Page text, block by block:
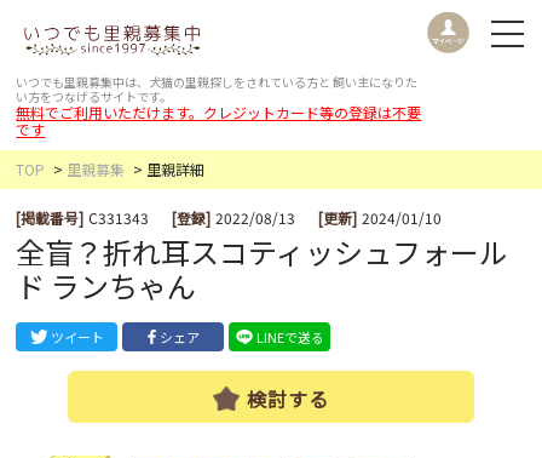
いつでも里親募集中は、犬猫の里親探しをされている方と 飼い主になりた
い方をつなげるサイトです。
無料でご利用いただけます。クレジットカード等の登録は不要
です
TOP
里親募集 里親詳細
[掲載番号] C331343 [登録] 2022/08/13 [更新] 2024/01/10
全盲？折れ耳スコティッシュフォール
ド ランちゃん
ツイート シェア LINEで送る
検討する